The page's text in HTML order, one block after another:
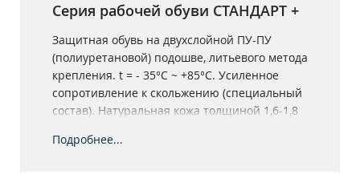
Серия рабочей обуви СТАНДАРТ +
Защитная обувь на двухслойной ПУ-ПУ
(полиуретановой) подошве, литьевого метода
крепления. t = - 35°С ~ +85°С. Усиленное
сопротивление к скольжению (специальный
состав). Натуральная кожа толщиной 1,6-1,8
Подробнее...